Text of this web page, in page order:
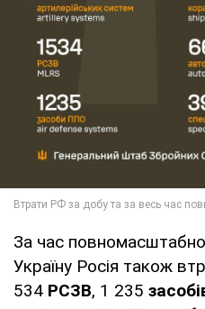
За час
Україну Росія також
534 РСЗВ, 1 235